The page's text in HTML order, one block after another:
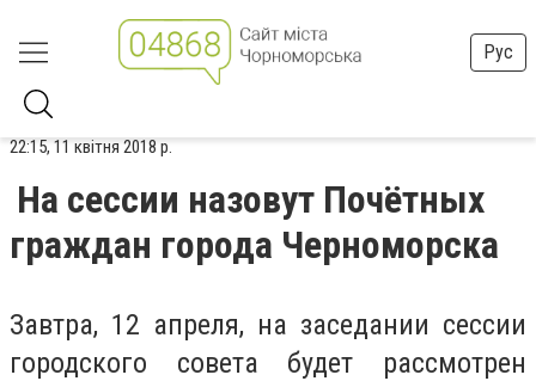
Рус
22:15, 11 квітня 2018 р.
На сессии назовут Почётных
граждан города Черноморска
Завтра, 12 апреля, на заседании сессии
городского совета будет рассмотрен